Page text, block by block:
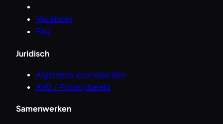
Vacatures
FAQ
Juridisch
Algemene voorwaarden
AVG / Privacybeleid
Samenwerken